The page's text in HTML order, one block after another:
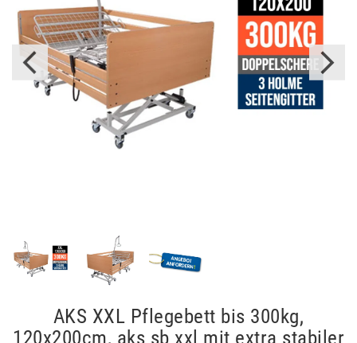
AKS XXL Pflegebett bis 300kg,
120x200cm, aks sb xxl mit extra stabiler